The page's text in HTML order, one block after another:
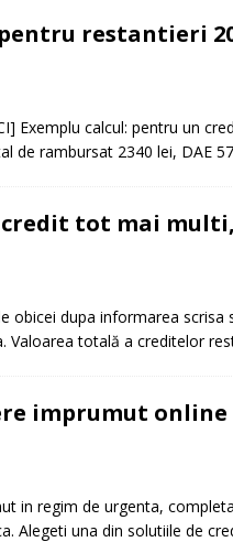
]
Credit restantieri 2025. Solutii
restantieri
Exemplu calcul: pentru un
de rambursat 2340 lei, DAE
tot mai multi,
obicei dupa informarea scrisa
Valoarea totală a creditelor
imprumut online
in regim de urgenta,
Alegeti una din solutiile de